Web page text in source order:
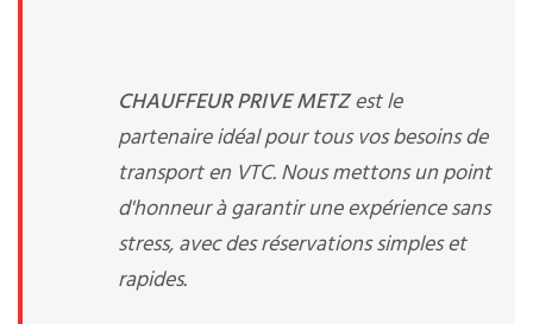
CHAUFFEUR PRIVE METZest le
partenaire idéal pour tous vos besoins de
transport en VTC. Nous mettons un point
d'honneur à garantir une expérience sans
stress, avec des réservations simples et
rapides.